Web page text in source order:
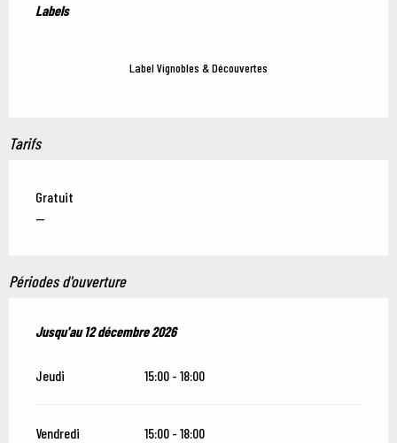
Labels
Labels
Label Vignobles & Découvertes
Tarifs
Gratuit
—
Périodes d'ouverture
Du13 juin 2026au12 décembre 2026
Jusqu'au12 décembre 2026
Jeudi 15:00 - 18:00
Vendredi 15:00 - 18:00